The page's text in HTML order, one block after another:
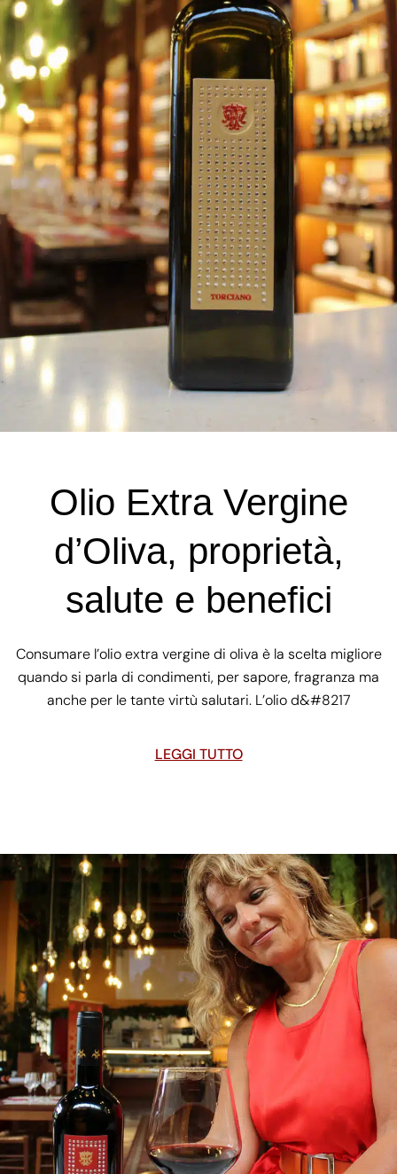
Olio Extra Vergine
d’Oliva, proprietà,
salute e benefici
Consumare l’olio extra vergine di oliva è la scelta migliore
quando si parla di condimenti, per sapore, fragranza ma
anche per le tante virtù salutari. L’olio d&#8217
LEGGI TUTTO